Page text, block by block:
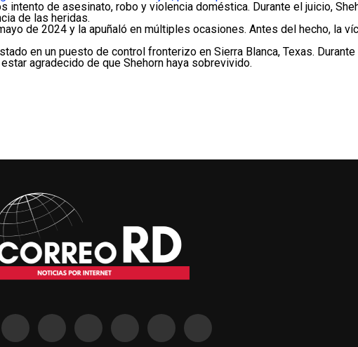
de asesinato, robo y violencia doméstica. Durante el juicio,
de las heridas.
de 2024 y la apuñaló en múltiples ocasiones. Antes del hecho, la
en un puesto de control fronterizo en Sierra Blanca, Texas.
agradecido de que Shehorn haya sobrevivido.